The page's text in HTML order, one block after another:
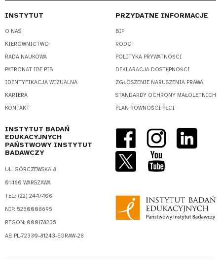
INSTYTUT
O NAS
KIEROWNICTWO
RADA NAUKOWA
PATRONAT IBE PIB
IDENTYFIKACJA WIZUALNA
KARIERA
KONTAKT
PRZYDATNE INFORMACJE
BIP
RODO
POLITYKA PRYWATNOŚCI
DEKLARACJA DOSTĘPNOŚCI
ZGŁOSZENIE NARUSZENIA PRAWA
STANDARDY OCHRONY MAŁOLETNICH
PLAN RÓWNOŚCI PŁCI
INSTYTUT BADAŃ
EDUKACYJNYCH
PAŃSTWOWY INSTYTUT
BADAWCZY
UL. GÓRCZEWSKA 8
01-180 WARSZAWA
TEL.: (22) 24-17-100
NIP: 5250008695
REGON: 000178235
AE: PL-72330-81243-EGRAW-28